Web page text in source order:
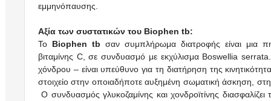
εμμηνόπαυσης.
Αξία των συστατικών του Biophen tb:
Το Biophen tb σαν συμπλήρωμα διατροφής είναι μια
βιταμίνης C, σε συνδυασμό με εκχύλισμα Boswellia
χόνδρου – είναι υπεύθυνο για τη διατήρηση της
στοιχείο στην οποιαδήποτε αυξημένη σωματική άσκηση,
Ο συνδυασμός γλυκοζαμίνης και χονδροϊτίνης